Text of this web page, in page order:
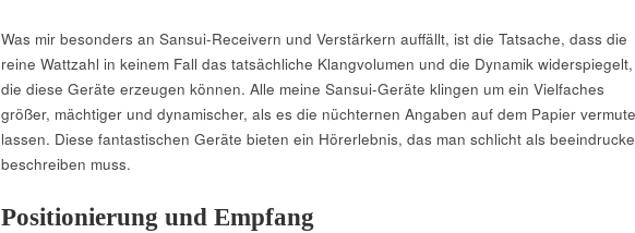
Was mir besonders an Sansui-Receivern und Verstärkern auffällt, ist die Tatsache, dass die
reine Wattzahl in keinem Fall das tatsächliche Klangvolumen und die Dynamik widerspiegelt,
die diese Geräte erzeugen können. Alle meine Sansui-Geräte klingen um ein Vielfaches
größer, mächtiger und dynamischer, als es die nüchternen Angaben auf dem Papier
lassen. Diese fantastischen Geräte bieten ein Hörerlebnis, das man schlicht als
beschreiben muss.
Positionierung und Empfang